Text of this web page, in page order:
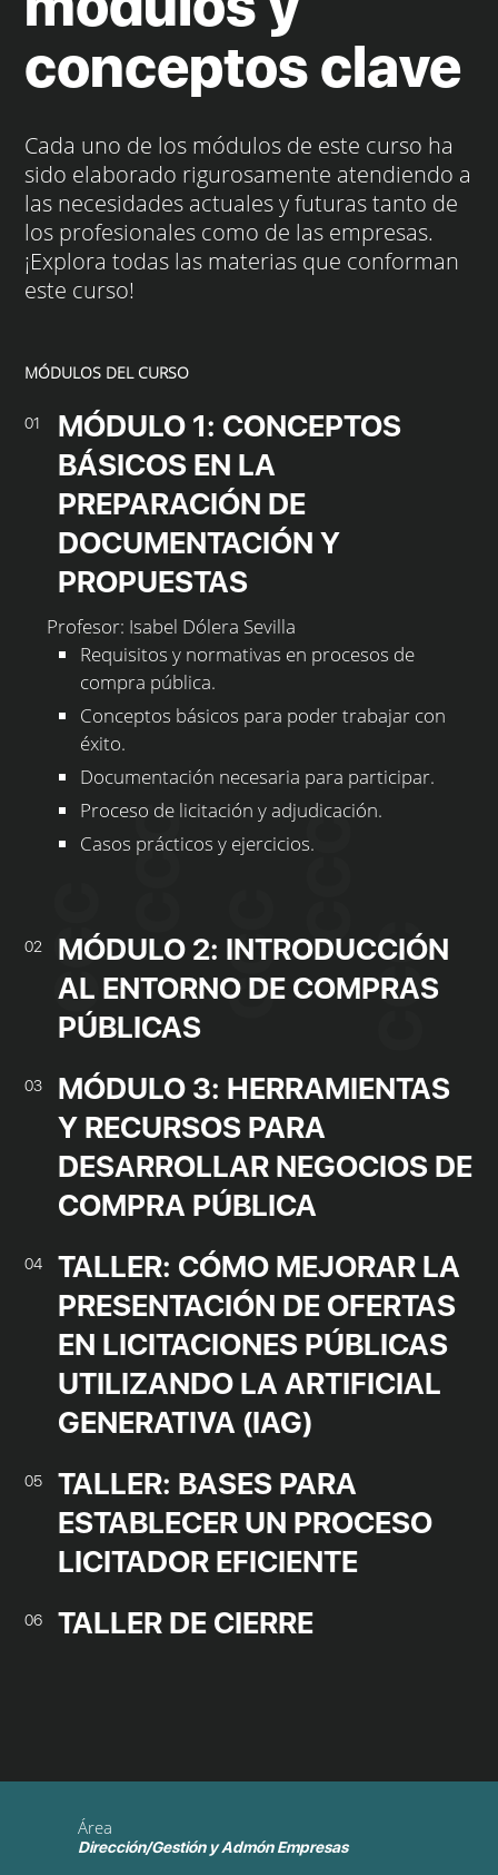
conceptos clave
Cada uno de los módulos de este curso ha
sido elaborado rigurosamente atendiendo a
las necesidades actuales y futuras tanto de
los profesionales como de las empresas.
¡Explora todas las materias que conforman
este curso!
MÓDULOS DEL CURSO
01
MÓDULO 1: CONCEPTOS
BÁSICOS EN LA
PREPARACIÓN DE
DOCUMENTACIÓN Y
PROPUESTAS
Profesor: Isabel Dólera Sevilla
Requisitos y normativas en procesos de
compra pública.
Conceptos básicos para poder trabajar con
éxito.
Documentación necesaria para participar.
Proceso de licitación y adjudicación.
Casos prácticos y ejercicios.
02
MÓDULO 2: INTRODUCCIÓN
AL ENTORNO DE COMPRAS
PÚBLICAS
03
MÓDULO 3: HERRAMIENTAS
Y RECURSOS PARA
DESARROLLAR NEGOCIOS DE
COMPRA PÚBLICA
04
TALLER: CÓMO MEJORAR LA
PRESENTACIÓN DE OFERTAS
EN LICITACIONES PÚBLICAS
UTILIZANDO LA ARTIFICIAL
GENERATIVA (IAG)
05
TALLER: BASES PARA
ESTABLECER UN PROCESO
LICITADOR EFICIENTE
06 TALLER DE CIERRE
Área
Dirección/Gestión y Admón Empresas